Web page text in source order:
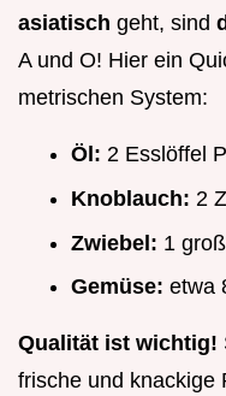
asiatisch geht, sind
A und O! Hier ein
metrischen System:
Öl: 2 Esslöffel
Knoblauch: 2
Zwiebel: 1
Gemüse: etwa
Qualität ist wichtig!
frische und knackige